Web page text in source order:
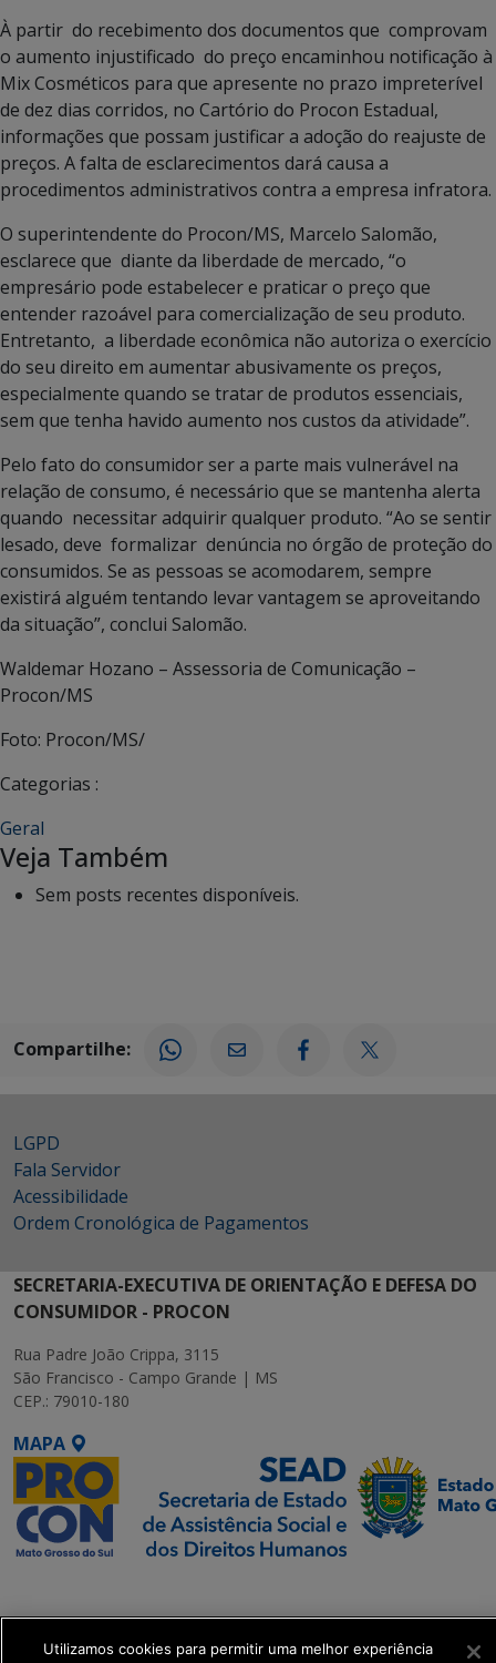
À partir do recebimento dos documentos que comprovam
o aumento injustificado do preço encaminhou notificação à
Mix Cosméticos para que apresente no prazo impreterível
de dez dias corridos, no Cartório do Procon Estadual,
informações que possam justificar a adoção do reajuste de
preços. A falta de esclarecimentos dará causa a
procedimentos administrativos contra a empresa infratora.
O superintendente do Procon/MS, Marcelo Salomão,
esclarece que diante da liberdade de mercado, “o
empresário pode estabelecer e praticar o preço que
entender razoável para comercialização de seu produto.
Entretanto, a liberdade econômica não autoriza o exercício
do seu direito em aumentar abusivamente os preços,
especialmente quando se tratar de produtos essenciais,
sem que tenha havido aumento nos custos da atividade”.
Pelo fato do consumidor ser a parte mais vulnerável na
relação de consumo, é necessário que se mantenha alerta
quando necessitar adquirir qualquer produto. “Ao se sentir
lesado, deve formalizar denúncia no órgão de proteção do
consumidos. Se as pessoas se acomodarem, sempre
existirá alguém tentando levar vantagem se aproveitando
da situação”, conclui Salomão.
Waldemar Hozano – Assessoria de Comunicação –
Procon/MS
Foto: Procon/MS/
Categorias :
Geral
Veja Também
Sem posts recentes disponíveis.
Compartilhe:
LGPD
Fala Servidor
Acessibilidade
Ordem Cronológica de Pagamentos
SECRETARIA-EXECUTIVA DE ORIENTAÇÃO E DEFESA DO
CONSUMIDOR - PROCON
Rua Padre João Crippa, 3115
São Francisco - Campo Grande | MS
CEP.: 79010-180
MAPA
Executiva de
Transformação Digital
Utilizamos cookies para permitir uma melhor experiência